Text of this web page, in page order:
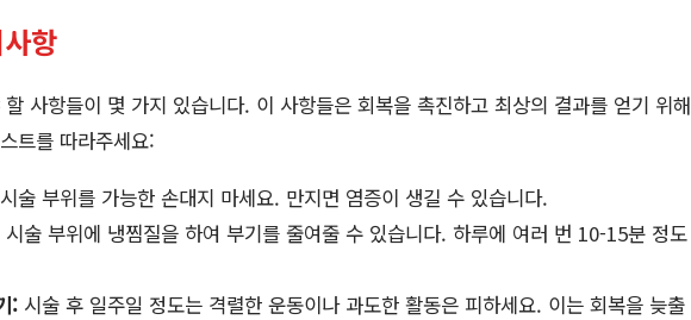
항
사항들이 몇 가지 있습니다. 이 사항들은 회복을 촉진하고 최상의 결과를 얻기 위해
트를 따라주세요:
술 부위를 가능한 손대지 마세요. 만지면 염증이 생길 수 있습니다.
술 부위에 냉찜질을 하여 부기를 줄여줄 수 있습니다. 하루에 여러 번 10-15분 정도
: 시술 후 일주일 정도는 격렬한 운동이나 과도한 활동은 피하세요. 이는 회복을 늦출